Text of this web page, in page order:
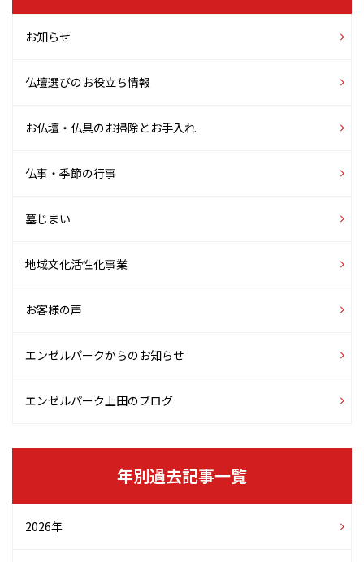
お知らせ
仏壇選びのお役立ち情報
お仏壇・仏具のお掃除とお手入れ
仏事・季節の行事
墓じまい
地域文化活性化事業
お客様の声
エンゼルパークからのお知らせ
エンゼルパーク上田のブログ
年別過去記事一覧
2026年